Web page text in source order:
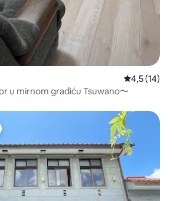
Prosječna
4,5 (14)
u mirnom gradiću Tsuwano〜
s oznakom „Odabrali gosti”